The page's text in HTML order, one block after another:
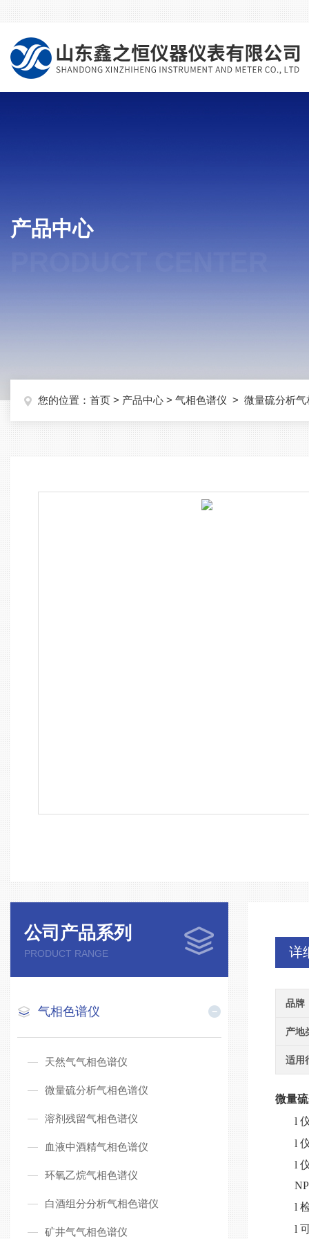
产品中心
您的位置： 首页 > 产品中心 > 气相色谱仪 > 微量硫分析气
公司产品系列
PRODUCT RANGE
气相色谱仪
天然气气相色谱仪
微量硫分析气相色谱仪
溶剂残留气相色谱仪
血液中酒精气相色谱仪
环氧乙烷气相色谱仪
白酒组分分析气相色谱仪
矿井气气相色谱仪
详
品牌
产地
适用
微量
l
l
l
l
l